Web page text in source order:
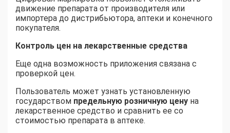
движение препарата от производителя или
импортера до дистрибьютора, аптеки и конечного
покупателя.
Контроль цен на лекарственные средства
Еще одна возможность приложения связана с
проверкой цен.
Пользователь может узнать установленную
государством предельную розничную цену на
лекарственное средство и сравнить ее со
стоимостью препарата в аптеке.